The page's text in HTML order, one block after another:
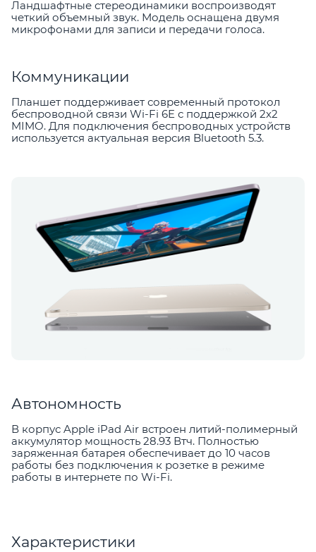
Ландшафтные стереодинамики воспроизводят
четкий объемный звук. Модель оснащена двумя
микрофонами для записи и передачи голоса.
Коммуникации
Планшет поддерживает современный протокол
беспроводной связи Wi-Fi 6E с поддержкой 2х2
MIMO. Для подключения беспроводных устройств
используется актуальная версия Bluetooth 5.3.
Автономность
В корпус Apple iPad Air встроен литий-полимерный
аккумулятор мощность 28.93 Втч. Полностью
заряженная батарея обеспечивает до 10 часов
работы без подключения к розетке в режиме
работы в интернете по Wi-Fi.
Характеристики